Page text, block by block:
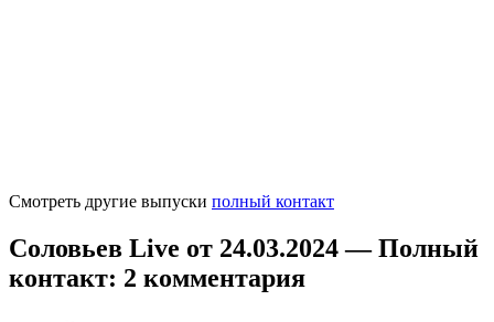
Смотреть другие выпуски полный контакт
Соловьев Live от 24.03.2024 — Полный
контакт: 2 комментария